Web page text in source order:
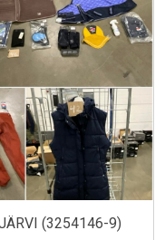
(3254146-9)